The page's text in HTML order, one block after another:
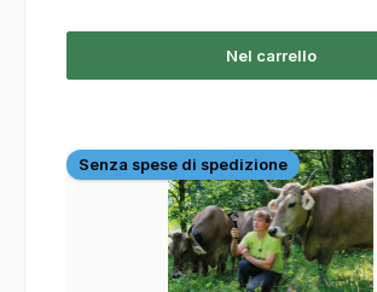
Nel carrello
Senza spese di spedizione